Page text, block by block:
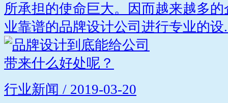
所承担的使命巨大。因而越来越多
业靠谱的品牌设计公司进行专业的设
行业新闻 / 2019-03-20